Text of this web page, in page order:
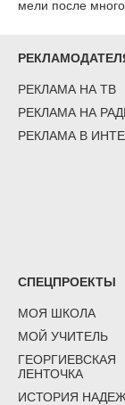
мели после
РЕКЛАМА НА ТВ
РЕКЛАМА НА
РЕКЛАМА В
СПЕЦПРОЕКТЫ
МОЯ ШКОЛА
МОЙ УЧИТЕЛЬ
ГЕОРГИЕВСКАЯ
ЛЕНТОЧКА
ИСТОРИЯ